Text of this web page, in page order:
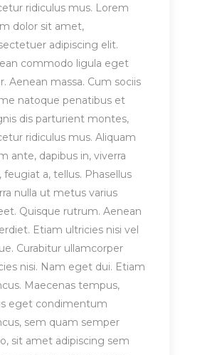
ridiculus mus. Lorem
dolor sit amet,
adipiscing elit.
commodo ligula eget
Aenean massa. Cum sociis
natoque penatibus et
dis parturient montes,
ridiculus mus. Aliquam
ante, dapibus in, viverra
feugiat a, tellus. Phasellus
nulla ut metus varius
Quisque rutrum. Aenean
Etiam ultricies nisi vel
Curabitur ullamcorper
nisi. Nam eget dui. Etiam
Maecenas tempus,
eget condimentum
sem quam semper
sit amet adipiscing sem